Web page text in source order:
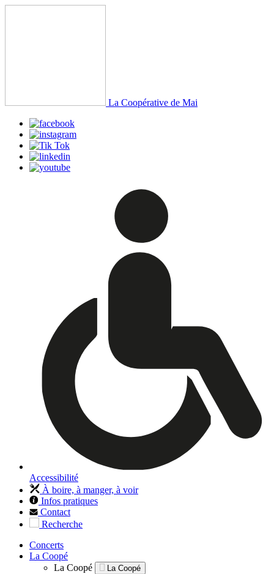
La Coopérative de Mai
Accessibilité
À boire, à manger, à voir
Infos pratiques
Contact
Recherche
Concerts
La Coopé
La Coopé
La Coopé